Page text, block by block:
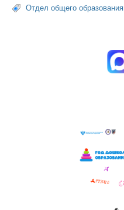
Отдел общего образования